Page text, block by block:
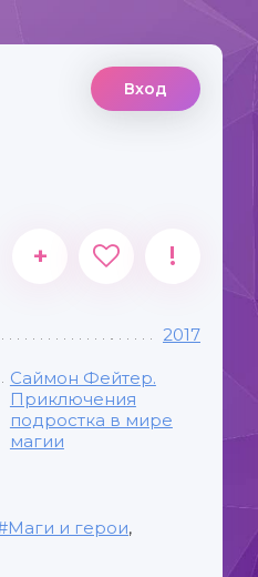
Вход
+ !
2017
Саймон Фейтер.
Приключения
подростка в мире
магии
Маги и герои,